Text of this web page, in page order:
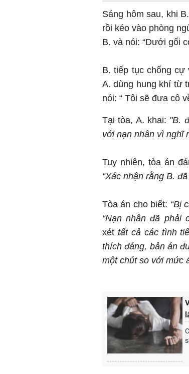
Sáng hôm sau, khi
rồi kéo vào phòng
B. và nói: “Dưới gối
B. tiếp tục chống
A. dùng hung khí từ
nói: “ Tôi sẽ đưa cô
Tại tòa, A. khai: "B.
với nạn nhân vì nghĩ
Tuy nhiên, tòa án
“Xác nhận rằng B.
Tòa án cho biết: “Bị
“Nạn nhân đã phải
xét tất cả các tình
thích đáng, bản án
một chút so với mức